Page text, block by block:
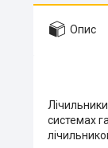
Опис
системах